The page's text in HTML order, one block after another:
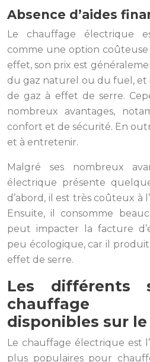
Absence d’aides
Le chauffage électrique
comme une option
effet, son prix est
du gaz naturel ou du fuel, et
de gaz à effet de serre.
nombreux avantages,
confort et de sécurité. En
et à entretenir.
Malgré ses nombreux
électrique présente
d’abord, il est très coûteux à
Ensuite, il consomme
peut impacter la facture
peu écologique, car il produit
effet de serre.
Les différents
chauffage
disponibles sur
Le chauffage électrique est
plus populaires pour